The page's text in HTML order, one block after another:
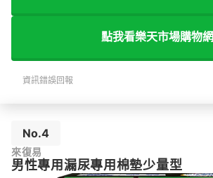
點我看樂天市場購物網
資訊錯誤回報
No.4
來復易
男性專用漏尿專用棉墊少量型